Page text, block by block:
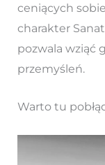
ceniących
charakter
pozwala wziąć
przemyśleń.
Warto tu